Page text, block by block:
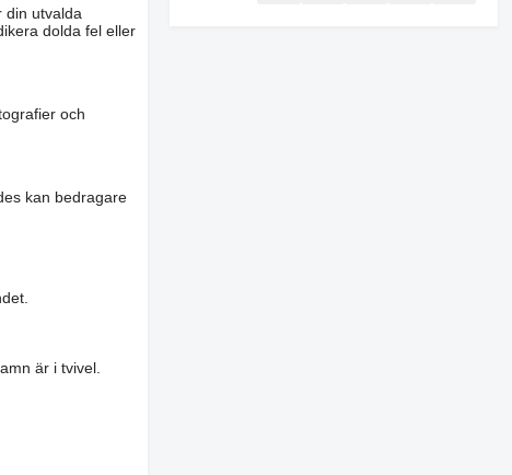
din utvalda
dolda fel eller
och
kan bedragare
är i tvivel.